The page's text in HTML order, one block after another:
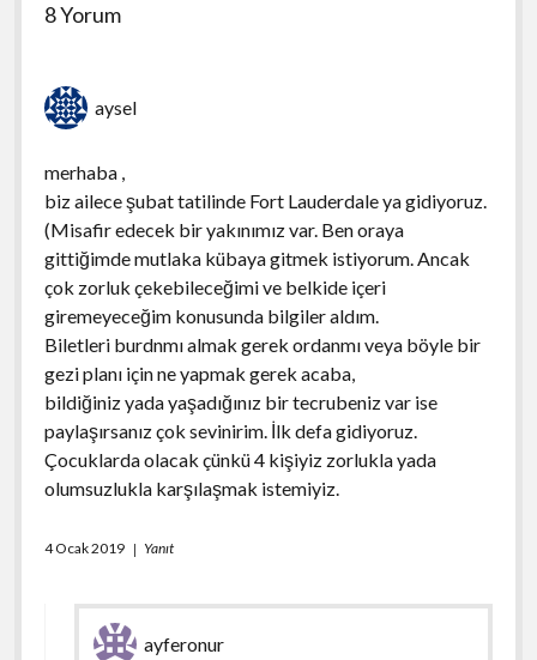
8 Yorum
aysel
merhaba ,
biz ailece şubat tatilinde Fort Lauderdale ya gidiyoruz.
(Misafir edecek bir yakınımız var. Ben oraya
gittiğimde mutlaka kübaya gitmek istiyorum. Ancak
çok zorluk çekebileceğimi ve belkide içeri
giremeyeceğim konusunda bilgiler aldım.
Biletleri burdnmı almak gerek ordanmı veya böyle bir
gezi planı için ne yapmak gerek acaba,
bildiğiniz yada yaşadığınız bir tecrubeniz var ise
paylaşırsanız çok sevinirim. İlk defa gidiyoruz.
Çocuklarda olacak çünkü 4 kişiyiz zorlukla yada
olumsuzlukla karşılaşmak istemiyiz.
4 Ocak 2019 Yanıt
ayferonur